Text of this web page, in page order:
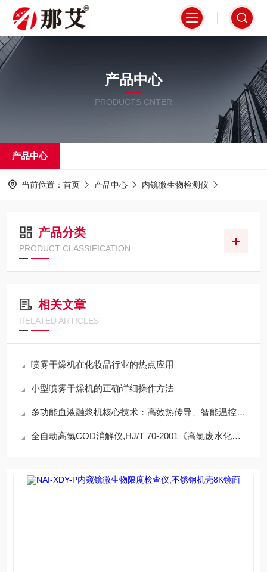
产品中心
PRODUCTS CNTER
产品中心
当前位置： 首页 产品中心 内镜微生物检测仪
产品分类
PRODUCT CLASSIFICATION
相关文章
RELATED ARTICLES
喷雾干燥机在化妆品行业的热点应用
小型喷雾干燥机的正确详细操作方法
多功能血液融浆机核心技术：高效热传导、智能温控算法、人性化操作
全自动高氯COD消解仪,HJ/T 70-2001《高氯废水化学需氧量的测定氯气校正法》